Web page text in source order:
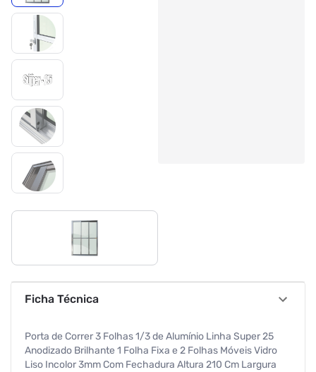
Ficha Técnica
Porta de Correr 3 Folhas 1/3 de Alumínio Linha Super 25
Anodizado Brilhante 1 Folha Fixa e 2 Folhas Móveis Vidro
Liso Incolor 3mm Com Fechadura Altura 210 Cm Largura